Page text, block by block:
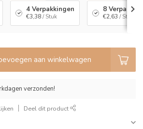
4 Verpakkingen
€3,38/ Stuk
8
€2,63 / Stuk
aan winkelwagen
verzonden!
Deel dit product